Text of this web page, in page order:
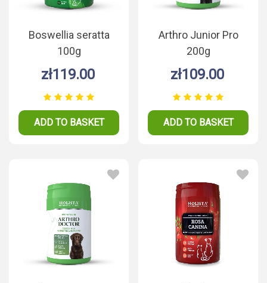
Boswellia seratta
100g
zł119.00
ADD TO BASKET
Arthro Junior Pro
200g
zł109.00
ADD TO BASKET